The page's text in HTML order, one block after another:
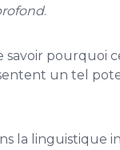
.
savoir pourquoi
un tel
la linguistique